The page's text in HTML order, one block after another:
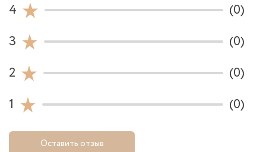
4
(0)
3
(0)
2
(0)
1
(0)
Оставить отзыв